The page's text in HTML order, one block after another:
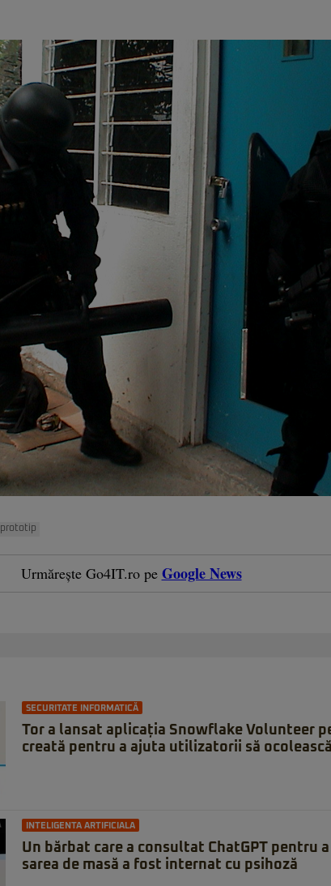
prototip
Urmărește Go4IT.ro pe Google News
SECURITATE INFORMATICĂ
Tor a lansat aplicația Snowflake Volunteer
creată pentru a ajuta utilizatorii să
INTELIGENTA ARTIFICIALA
Un bărbat care a consultat ChatGPT pentru
sarea de masă a fost internat cu psihoză